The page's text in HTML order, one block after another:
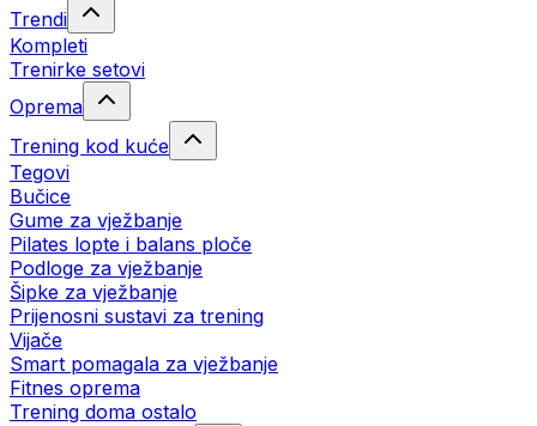
Trendi
Kompleti
Trenirke setovi
Oprema
Trening kod kuće
Tegovi
Bučice
Gume za vježbanje
Pilates lopte i balans ploče
Podloge za vježbanje
Šipke za vježbanje
Prijenosni sustavi za trening
Vijače
Smart pomagala za vježbanje
Fitnes oprema
Trening doma ostalo